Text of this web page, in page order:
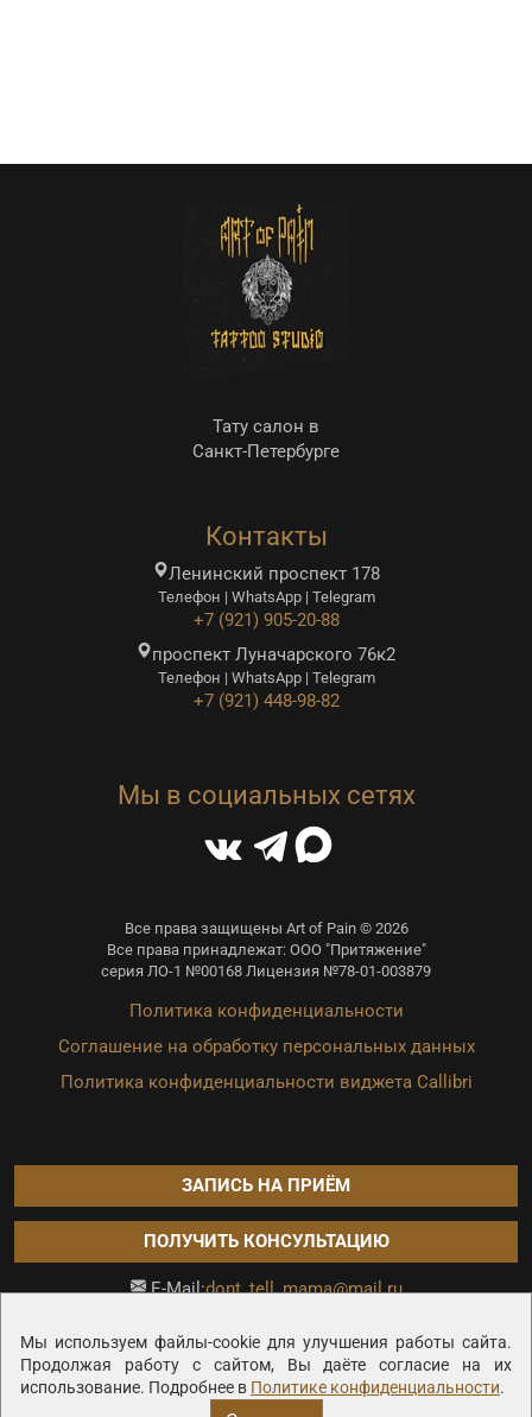
Мы используем файлы-cookie для улучшения работы сайта.
Продолжая работу с сайтом, Вы даёте согласие на их
использование. Подробнее в Политике конфиденциальности.
Тату салон в
Санкт-Петербурге
Контакты
Ленинский проспект 178
Телефон | WhatsApp | Telegram
+7 (921) 905-20-88
проспект Луначарского 76к2
Телефон | WhatsApp | Telegram
+7 (921) 448-98-82
Мы в социальных сетях
Все права защищены Art of Pain © 2026
Все права принадлежат: ООО "Притяжение"
серия ЛО-1 №00168 Лицензия №78-01-003879
Политика конфиденциальности
Соглашение на обработку персональных данных
Политика конфиденциальности виджета Callibri
ЗАПИСЬ НА ПРИЁМ
ПОЛУЧИТЬ КОНСУЛЬТАЦИЮ
E-Mail:dont_tell_mama@mail.ru